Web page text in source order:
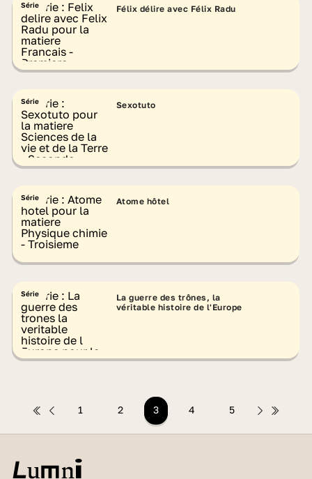
Série Félix délire avec Félix Radu
Série Sexotuto
Série Atome hôtel
Série
La guerre des trônes, la
véritable histoire de l'Europe
1 2 3 4 5